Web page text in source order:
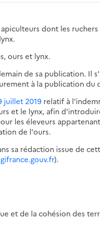
dont les ruchers
ours et lynx.
de sa publication. Il
à la publication du
juillet 2019 relatif à
et le lynx, afin
les éleveurs
de l'ours.
sa rédaction issue de
).
et de la cohésion des